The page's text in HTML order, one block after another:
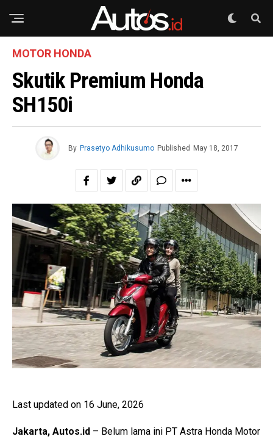
MOTOR HONDA
Skutik Premium Honda
SH150i
By Prasetyo Adhikusumo Published May 18, 2017
Last updated on 16 June, 2026
Jakarta, Autos.id – Belum lama ini PT Astra Honda Motor